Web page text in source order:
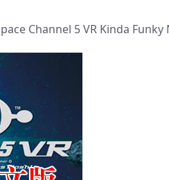
Channel 5 VR Kinda Funky